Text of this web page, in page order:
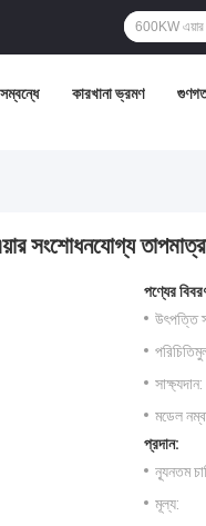
কারখানা ভ্রমণ গুণগত
সংশোধনযোগ্য
পণ্যের
উৎপত্তি
সাক্ষ্যদান:
মডেল
প্রদান:
ন্যূনতম
মূল্য: